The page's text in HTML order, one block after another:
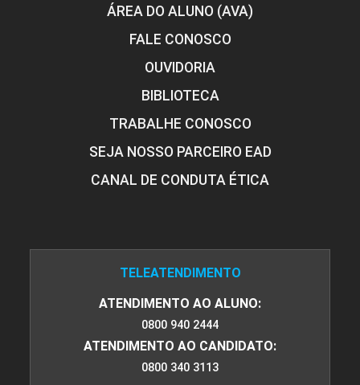
ÁREA DO ALUNO (AVA)
FALE CONOSCO
OUVIDORIA
BIBLIOTECA
TRABALHE CONOSCO
SEJA NOSSO PARCEIRO EAD
CANAL DE CONDUTA ÉTICA
TELEATENDIMENTO
ATENDIMENTO AO ALUNO:
0800 940 2444
ATENDIMENTO AO CANDIDATO:
0800 340 3113